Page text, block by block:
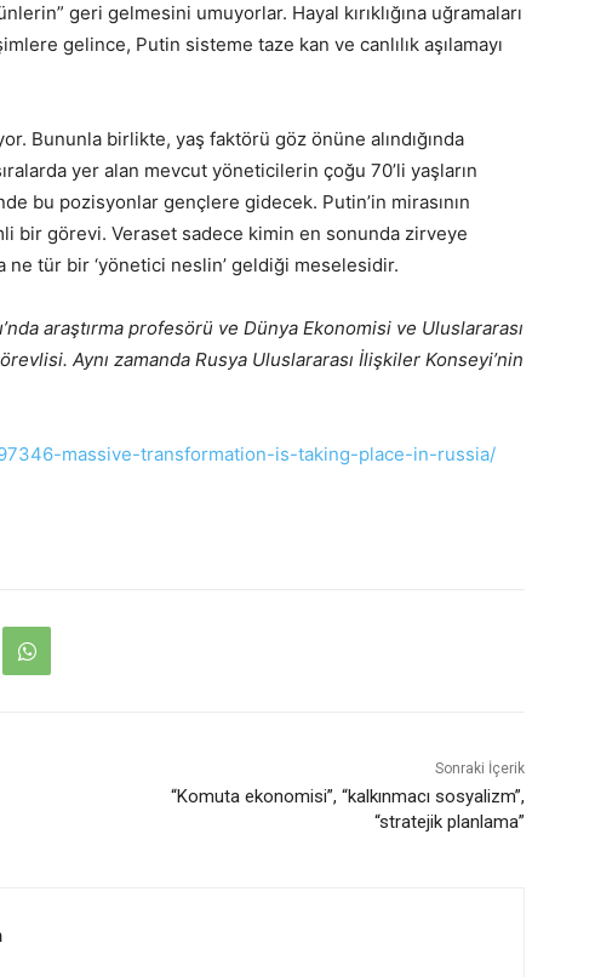
geri gelmesini umuyorlar. Hayal kırıklığına uğramaları
gelince, Putin sisteme taze kan ve canlılık aşılamayı
Bununla birlikte, yaş faktörü göz önüne alındığında
yer alan mevcut yöneticilerin çoğu 70’li yaşların
bu pozisyonlar gençlere gidecek. Putin’in mirasının
bir görevi. Veraset sadece kimin en sonunda zirveye
ne tür bir ‘yönetici neslin’ geldiği meselesidir.
araştırma profesörü ve Dünya Ekonomisi ve Uluslararası
Aynı zamanda Rusya Uluslararası İlişkiler Konseyi’nin
massive-transformation-is-taking-place-in-russia/
Sonraki İçerik
“Komuta ekonomisi”, “kalkınmacı sosyalizm”,
“stratejik planlama”